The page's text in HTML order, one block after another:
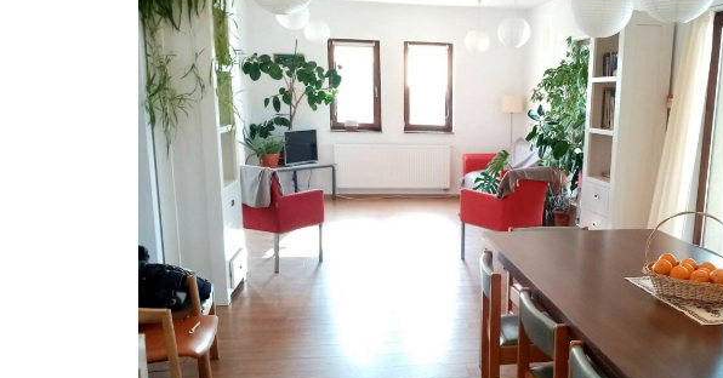
Recente zoekopdrachten: Vacatures Werken bij
Locaties